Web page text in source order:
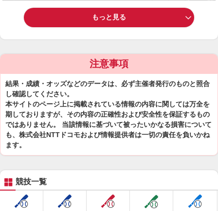
もっと見る
注意事項
結果・成績・オッズなどのデータは、必ず主催者発行のものと照合
し確認してください。
本サイトのページ上に掲載されている情報の内容に関しては万全を
期しておりますが、その内容の正確性および安全性を保証するもの
ではありません。 当該情報に基づいて被ったいかなる損害について
も、株式会社NTTドコモおよび情報提供者は一切の責任を負いかね
ます。
競技一覧